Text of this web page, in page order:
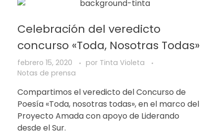
Celebración del veredicto
concurso «Toda, Nosotras Todas»
febrero 15, 2020 por Tinta Violeta
Notas de prensa
Compartimos el veredicto del Concurso de
Poesía «Toda, nosotras todas», en el marco del
Proyecto Amada con apoyo de Liderando
desde el Sur.